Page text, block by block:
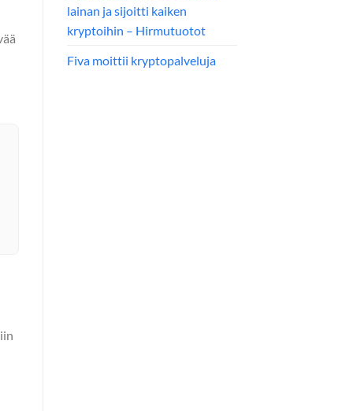
lainan ja sijoitti kaiken
kryptoihin – Hirmutuotot
Fiva moittii kryptopalveluja